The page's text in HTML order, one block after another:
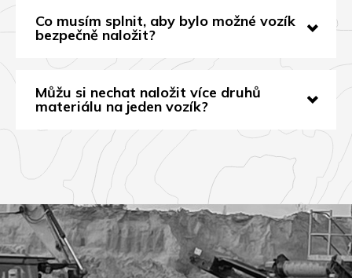
Co musím splnit, aby bylo možné vozík
bezpečně naložit?
Můžu si nechat naložit více druhů
materiálu na jeden vozík?